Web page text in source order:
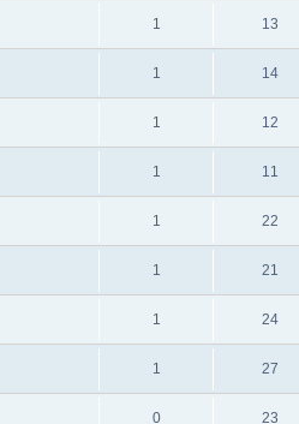
1 13
1 14
1 12
1 11
1 22
1 21
1 24
1 27
0 23